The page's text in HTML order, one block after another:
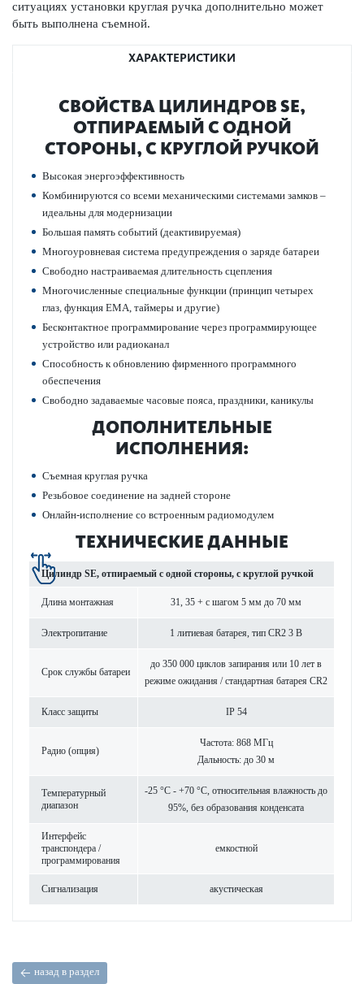
ситуациях установки круглая ручка дополнительно может
быть вып­олнена съемной.
ХАРАКТЕРИСТИКИ
СВОЙСТВА ЦИЛИНДРОВ SE,
ОТПИРАЕМЫЙ С ОДНОЙ
СТОРОНЫ, С КРУГЛОЙ РУЧКОЙ
Выс­окая энергоэффективность
Комб­инируются со всеми механичес­кими сис­темами замков –
идеальны для модернизации
Большая память событий (деактив­ируемая)
Многоур­овневая сис­тема предупрежд­ения о заряде бат­ареи
Свободно наст­раиваемая длительность сцеп­ления
Многочис­ленные специальные функции (принцип чет­ырех
глаз, функция EMA, таймеры и другие)
Бес­к­онтактное программирование через программирующее
устройство или радио­к­анал
Спосо­бность к обнов­лению фирменного программного
обеспечения
Свободно задаваемые часовые пояса, праздники, каникулы
ДОПОЛНИТЕЛЬНЫЕ
ИСПОЛНЕНИЯ:
Съемная круглая ручка
Резьбовое соединение на задней стороне
Онлайн-исполнение со встроенным радио­модулем
ТЕХНИЧЕСКИЕ ДАННЫЕ
Цилиндр SE, отпираемый с одной стороны, с круглой ручкой
Длина монтажная 31, 35 + с шагом 5 мм до 70 мм
Электропитание 1 литиевая бат­арея, тип CR2 3 В
Срок службы бат­ареи
до 350 000 циклов запирания или 10 лет в
режиме ожидания / стандартная бат­арея CR2
Класс защиты IP 54
Радио (опция)
Частота: 868 МГц
Дальность: до 30 м
Темпер­ат­урный
диапазон
-25 °C - +70 °C, относительная влажность до
95%, без обра­зования конденсата
Интерфейс
транспондера /
программирования
емкос­тной
Сигнал­изация аку­стическая
назад в раздел